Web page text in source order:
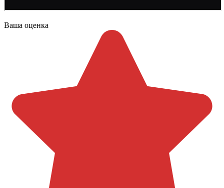
Ваша оценка